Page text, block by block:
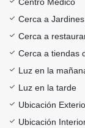
Cerca a
Cerca a
Cerca a tiendas
Luz en la
Luz en la tarde
Ubicación
Ubicación